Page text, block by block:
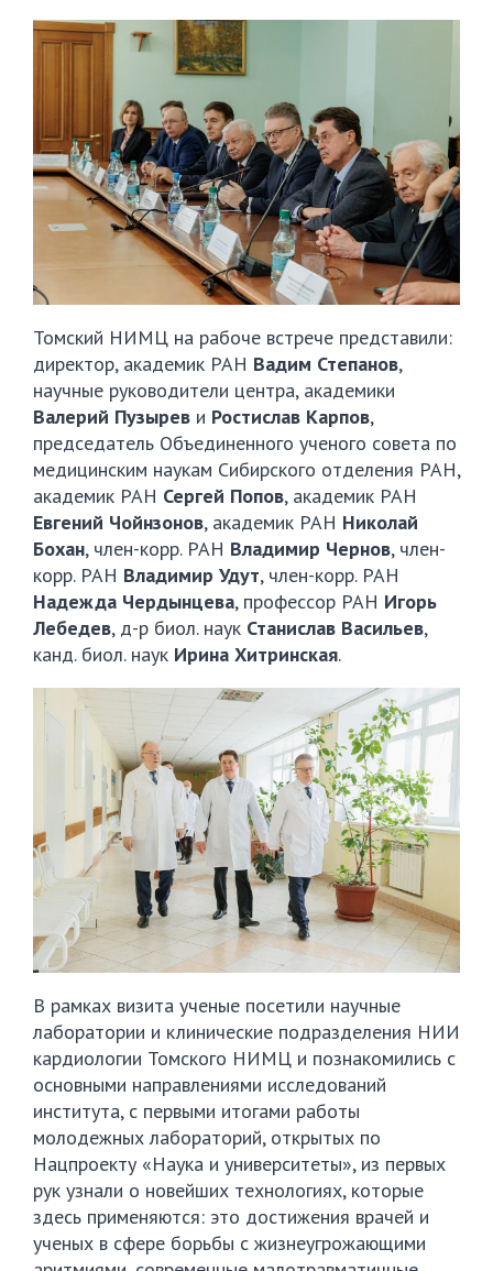
Томский НИМЦ на рабоче встрече представили:
директор, академик РАН Вадим Степанов,
научные руководители центра, академики
Валерий Пузырев и Ростислав Карпов,
председатель Объединенного ученого совета по
медицинским наукам Сибирского отделения РАН,
академик РАН Сергей Попов, академик РАН
Евгений Чойнзонов, академик РАН Николай
Бохан, член-корр. РАН Владимир Чернов, член-
корр. РАН Владимир Удут, член-корр. РАН
Надежда Чердынцева, профессор РАН Игорь
Лебедев, д-р биол. наук Станислав Васильев,
канд. биол. наук Ирина Хитринская.
В рамках визита ученые посетили научные
лаборатории и клинические подразделения НИИ
кардиологии Томского НИМЦ и познакомились с
основными направлениями исследований
института, с первыми итогами работы
молодежных лабораторий, открытых по
Нацпроекту «Наука и университеты», из первых
рук узнали о новейших технологиях, которые
здесь применяются: это достижения врачей и
ученых в сфере борьбы с жизнеугрожающими